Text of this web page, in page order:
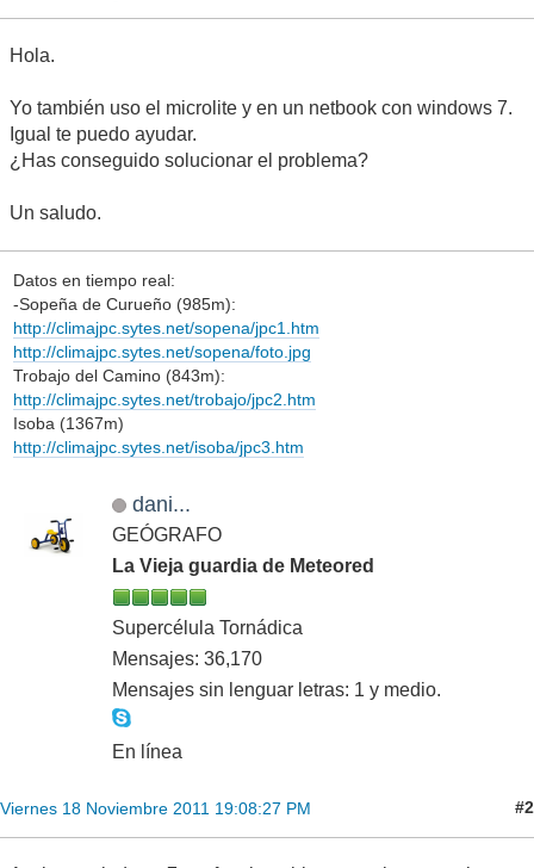
Hola.
Yo también uso el microlite y en un netbook con windows 7.
Igual te puedo ayudar.
¿Has conseguido solucionar el problema?
Un saludo.
Datos en tiempo real:
-Sopeña de Curueño (985m):
http://climajpc.sytes.net/sopena/jpc1.htm
http://climajpc.sytes.net/sopena/foto.jpg
Trobajo del Camino (843m):
http://climajpc.sytes.net/trobajo/jpc2.htm
Isoba (1367m)
http://climajpc.sytes.net/isoba/jpc3.htm
dani...
GEÓGRAFO
La Vieja guardia de Meteored
Supercélula Tornádica
Mensajes: 36,170
Mensajes sin lenguar letras: 1 y medio.
En línea
Viernes 18 Noviembre 2011 19:08:27 PM #2